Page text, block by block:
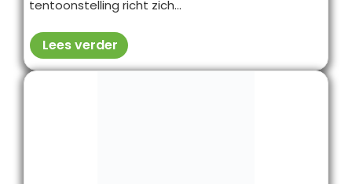
tentoonstelling richt zich...
Lees verder